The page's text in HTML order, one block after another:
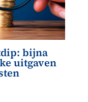
bijna
uitgaven